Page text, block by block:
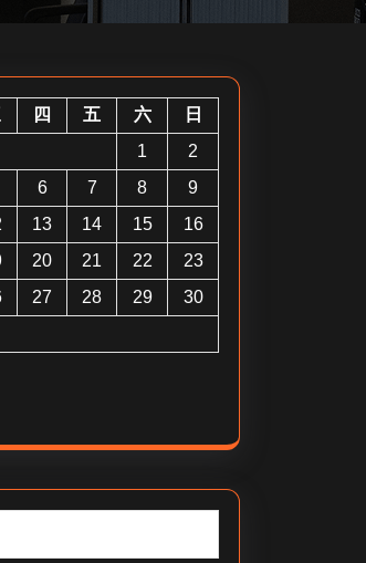
四 五 六
日
1
2
6 7 8
9
13 14 15
16
20 21 22
23
27 28 29
30